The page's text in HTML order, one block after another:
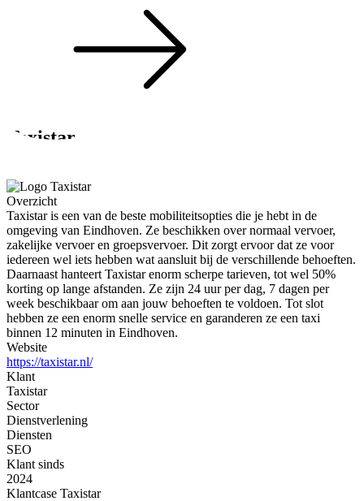
Taxistar
Overzicht
Taxistar is een van de beste mobiliteitsopties die je hebt in de
omgeving van Eindhoven. Ze beschikken over normaal vervoer,
zakelijke vervoer en groepsvervoer. Dit zorgt ervoor dat ze voor
iedereen wel iets hebben wat aansluit bij de verschillende behoeften.
Daarnaast hanteert Taxistar enorm scherpe tarieven, tot wel 50%
korting op lange afstanden. Ze zijn 24 uur per dag, 7 dagen per
week beschikbaar om aan jouw behoeften te voldoen. Tot slot
hebben ze een enorm snelle service en garanderen ze een taxi
binnen 12 minuten in Eindhoven.
Website
https://taxistar.nl/
Klant
Taxistar
Sector
Dienstverlening
Diensten
SEO
Klant sinds
2024
Klantcase Taxistar